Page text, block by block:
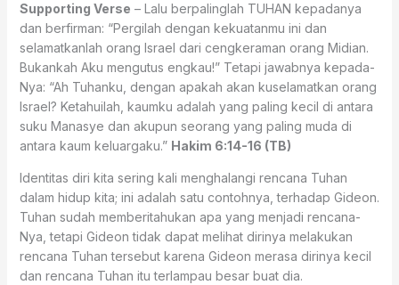
Supporting Verse – Lalu berpalinglah TUHAN kepadanya
dan berfirman: “Pergilah dengan kekuatanmu ini dan
selamatkanlah orang Israel dari cengkeraman orang Midian.
Bukankah Aku mengutus engkau!” Tetapi jawabnya kepada-
Nya: “Ah Tuhanku, dengan apakah akan kuselamatkan orang
Israel? Ketahuilah, kaumku adalah yang paling kecil di antara
suku Manasye dan akupun seorang yang paling muda di
antara kaum keluargaku.” Hakim 6:14-16 (TB)
Identitas diri kita sering kali menghalangi rencana Tuhan
dalam hidup kita; ini adalah satu contohnya, terhadap Gideon.
Tuhan sudah memberitahukan apa yang menjadi rencana-
Nya, tetapi Gideon tidak dapat melihat dirinya melakukan
rencana Tuhan tersebut karena Gideon merasa dirinya kecil
dan rencana Tuhan itu terlampau besar buat dia.